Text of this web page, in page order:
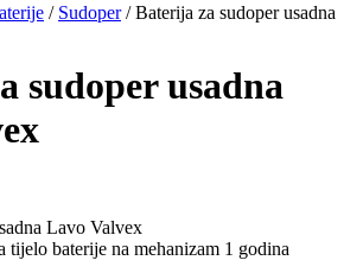
/ Sudoper/ Baterija za sudoper usadna
sudoper usadna
Lavo Valvex
tijelo baterije na mehanizam 1 godina